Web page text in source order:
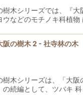
樹木シリーズでは、『
ウなどのモチノキ科植
阪の樹木 2 - 社寺林の木
樹木シリーズは、「大
の続編として、ツバキ